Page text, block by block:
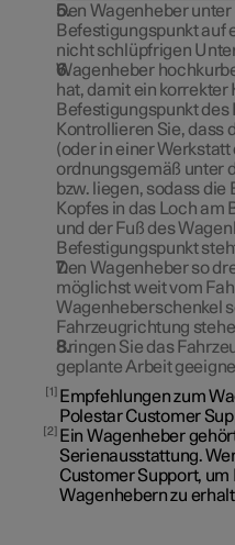
Den Wagenheber
Befestigungspunkt auf
nicht schlüpfrigen
Wagenheber
hat, damit ein korrekter
Befestigungspunkt
Kontrollieren Sie, dass
(oder in einer
ordnungsgemäß unter
bzw. liegen, sodass
Kopfes in das Loch
und der Fuß des
Befestigungspunkt
Den Wagenheber so
möglichst weit vom
Wagenheberschenkel
Fahrzeugrichtung
Bringen Sie das
geplante Arbeit
1
Empfehlungen zum
Polestar Customer
2
Ein Wagenheber
Serienausstattung.
Customer Support, um
Wagenhebern zu